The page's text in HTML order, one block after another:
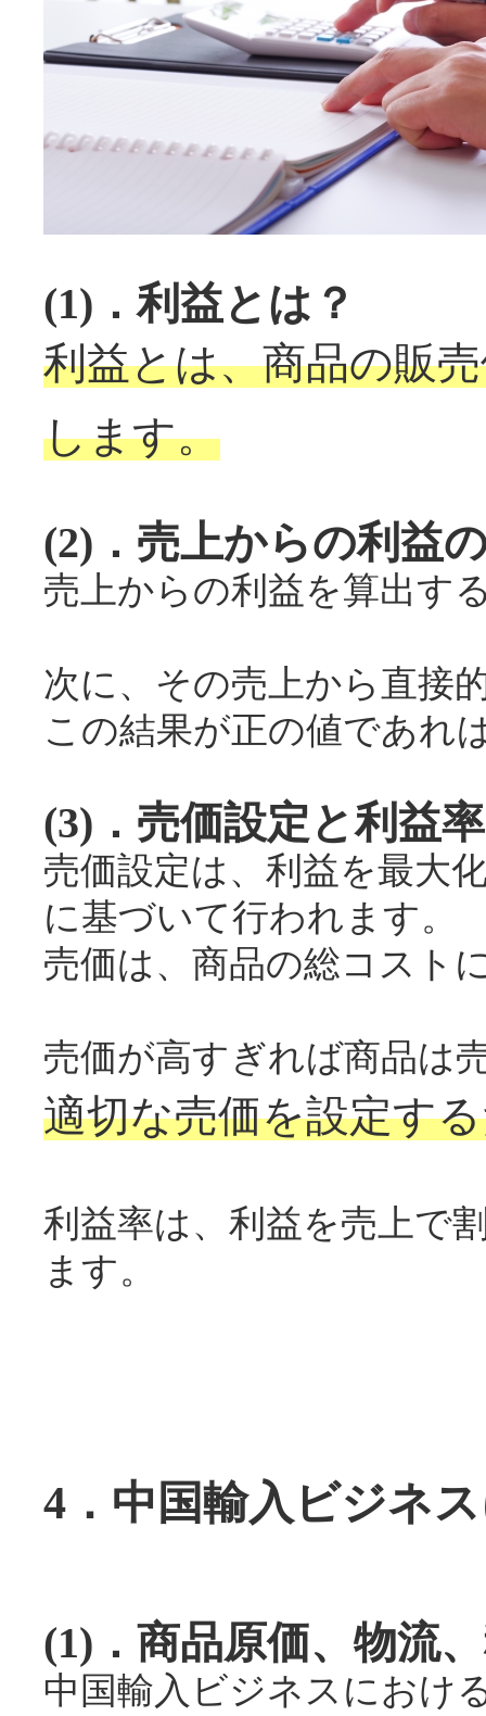
(1)．利益とは？
利益とは、商品の販
します。
(2)．売上からの利益
売上からの利益を算出す
次に、その売上から直接
この結果が正の値であれ
(3)．売価設定と利益
売価設定は、利益を最大
に基づいて行われます。
売価は、商品の総コスト
売価が高すぎれば商品は
適切な売価を設定す
利益率は、利益を売上で
ます。
4．中国輸入ビジネ
(1)．商品原価、物流
中国輸入ビジネスにおけ